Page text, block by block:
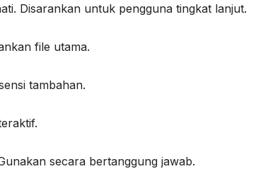
Disarankan untuk pengguna tingkat lanjut.
file utama.
tambahan.
secara bertanggung jawab.